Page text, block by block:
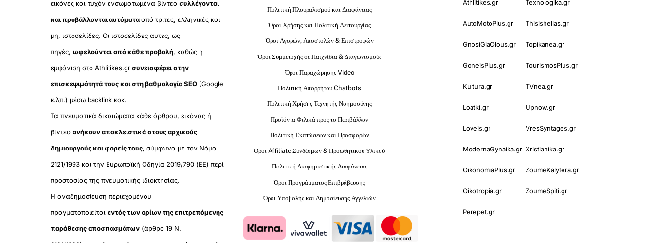
εικόνες και τυχόν ενσωματωμένα βίντεο συλλέγονται
και προβάλλονται αυτόματααπό τρίτες, ελληνικές και
μη, ιστοσελίδες. Οι ιστοσελίδες αυτές, ως
πηγές, ωφελούνται από κάθε προβολή, καθώς η
εμφάνιση στο Athlitikes.grσυνεισφέρει στην
επισκεψιμότητά τους και στη βαθμολογία SEO(Google
κ.λπ.) μέσω backlink κοκ.
Τα πνευματικά δικαιώματα κάθε άρθρου, εικόνας ή
βίντεο ανήκουν αποκλειστικά στους αρχικούς
δημιουργούς και φορείς τους, σύμφωνα με τον Νόμο
2121/1993 και την Ευρωπαϊκή Οδηγία 2019/790 (ΕΕ) περί
προστασίας της πνευματικής ιδιοκτησίας.
Η αναδημοσίευση περιεχομένου
πραγματοποιείται εντός των ορίων της επιτρεπόμενης
παράθεσης αποσπασμάτων(άρθρο 19 Ν.
Πολιτική Πλουραλισμού και Διαφάνειας
Όροι Χρήσης και Πολιτική Λειτουργίας
Όροι Αγορών, Αποστολών & Επιστροφών
Όροι Συμμετοχής σε Παιχνίδια & Διαγωνισμούς
Όροι Παραχώρησης Video
Πολιτική Απορρήτου Chatbots
Πολιτική Χρήσης Τεχνητής Νοημοσύνης
Προϊόντα Φιλικά προς το Περιβάλλον
Πολιτική Εκπτώσεων και Προσφορών
Όροι Affiliate Συνδέσμων & Προωθητικού Υλικού
Πολιτική Διαφημιστικής Διαφάνειας
Όροι Προγράμματος Επιβράβευσης
Όροι Υποβολής και Δημοσίευσης Αγγελιών
Athlitikes.gr Texnologika.gr
AutoMotoPlus.gr Thisishellas.gr
GnosiGiaOlous.gr Topikanea.gr
GoneisPlus.gr TourismosPlus.gr
Kultura.gr TVnea.gr
Loatki.gr Upnow.gr
Loveis.gr VresSyntages.gr
ModernaGynaika.gr Xristianika.gr
OikonomiaPlus.gr ZoumeKalytera.gr
Oikotropia.gr ZoumeSpiti.gr
Perepet.gr